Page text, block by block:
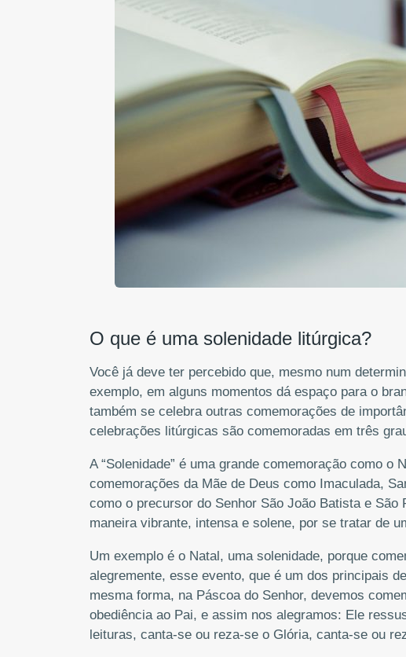
O que é uma solenidade litúrgica?
Você já deve ter percebido que, mesmo num
exemplo, em alguns momentos dá espaço para o
também se celebra outras comemorações de
celebrações litúrgicas são comemoradas em três
A “Solenidade” é uma grande comemoração como o
comemorações da Mãe de Deus como Imaculada,
como o precursor do Senhor São João Batista e
maneira vibrante, intensa e solene, por se tratar de
Um exemplo é o Natal, uma solenidade, porque
alegremente, esse evento, que é um dos principais
mesma forma, na Páscoa do Senhor, devemos
obediência ao Pai, e assim nos alegramos: Ele
leituras, canta-se ou reza-se o Glória, canta-se ou